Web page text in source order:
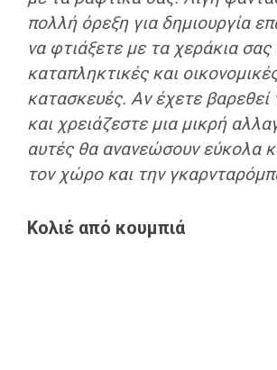
πολλή όρεξη για δημιουργία
να φτιάξετε με τα χεράκια σας
καταπληκτικές και
κατασκευές. Αν έχετε βαρεθεί
και χρειάζεστε μια μικρή
αυτές θα ανανεώσουν εύκολα
τον χώρο και την
Κολιέ από κουμπιά